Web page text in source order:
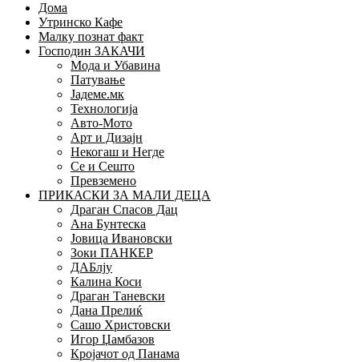
Дома
Утринско Кафе
Малку познат факт
Господин ЗАКАЧИ
Мода и Убавина
Патување
Јадеме.мк
Технологија
Авто-Мото
Арт и Дизајн
Некогаш и Негде
Се и Сешто
Превземено
ПРИКАСКИ ЗА МАЛИ ДЕЦА
Драган Спасов Дац
Ана Бунтеска
Јовица Ивановски
Зоки ПАНКЕР
ДАБлју
Калина Коси
Драган Таневски
Дана Прелиќ
Сашо Христовски
Игор Џамбазов
Кројачот од Панама